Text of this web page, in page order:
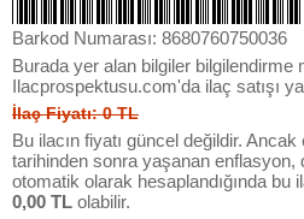
Barkod Numarası: 8680760750036
Burada yer alan bilgiler bilgilendirme
Ilacprospektusu.com'da ilaç satışı
İlaç Fiyatı: 0 TL
Bu ilacın fiyatı güncel değildir.
tarihinden sonra yaşanan enflasyon,
otomatik olarak hesaplandığında bu
0,00 TL olabilir.